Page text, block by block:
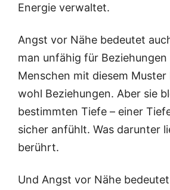
Ener­gie verwaltet.
Angst vor Nähe bedeu­tet
man unfä­hig für Bezie­hun­gen
Men­schen mit die­sem Mus­ter
wohl Bezie­hun­gen. Aber sie
bestimm­ten Tie­fe – einer
sicher anfühlt. Was dar­un­ter
berührt.
Und Angst vor Nähe